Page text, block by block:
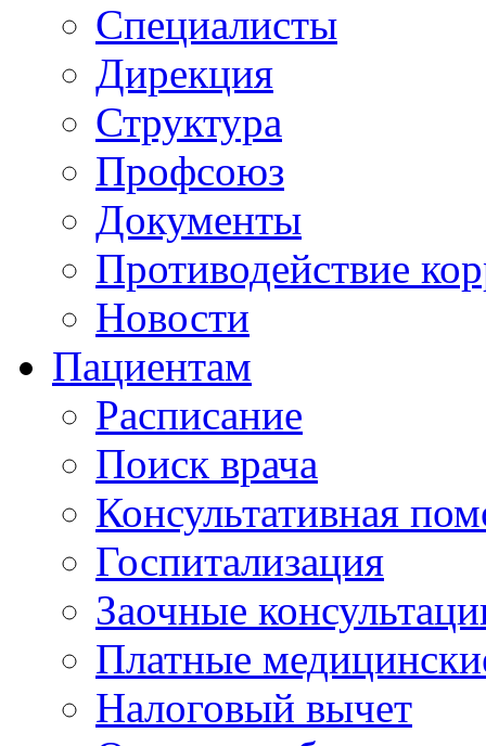
Специалисты
Дирекция
Структура
Профсоюз
Документы
Противодействие
Новости
Пациентам
Расписание
Поиск врача
Консультативная
Госпитализация
Заочные
Платные
Налоговый вычет